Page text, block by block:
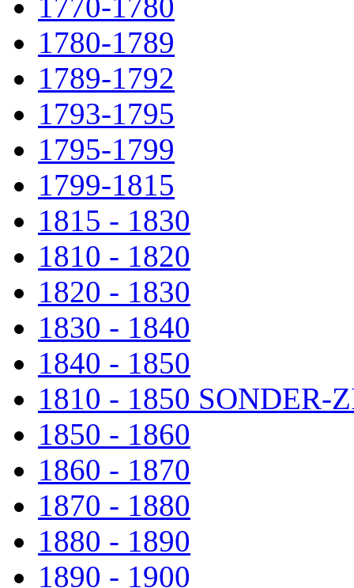
1770-1780
1780-1789
1789-1792
1793-1795
1795-1799
1799-1815
1815 - 1830
1810 - 1820
1820 - 1830
1830 - 1840
1840 - 1850
1810 - 1850 SONDER-
1850 - 1860
1860 - 1870
1870 - 1880
1880 - 1890
1890 - 1900